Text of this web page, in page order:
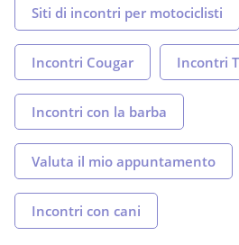
Siti di incontri per motociclisti
Incontri Cougar Incontri
Incontri con la barba
Valuta il mio appuntamento
Incontri con cani